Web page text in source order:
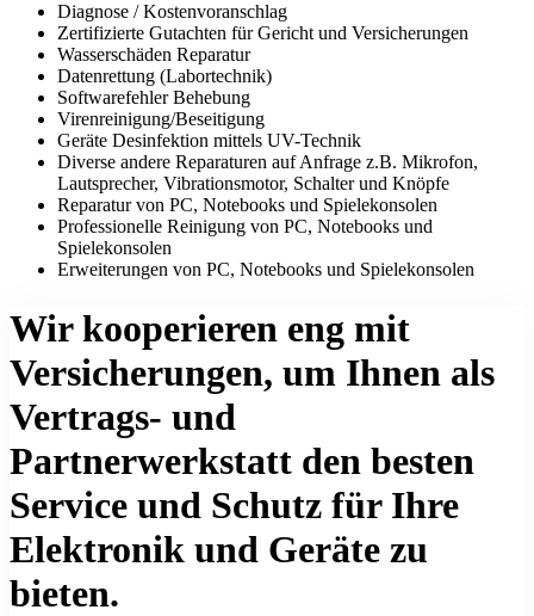
Diagnose / Kostenvoranschlag
Zertifizierte Gutachten für Gericht und Versicherungen
Wasserschäden Reparatur
Datenrettung (Labortechnik)
Softwarefehler Behebung
Virenreinigung/Beseitigung
Geräte Desinfektion mittels UV-Technik
Diverse andere Reparaturen auf Anfrage z.B. Mikrofon,
Lautsprecher, Vibrationsmotor, Schalter und Knöpfe
Reparatur von PC, Notebooks und Spielekonsolen
Professionelle Reinigung von PC, Notebooks und
Spielekonsolen
Erweiterungen von PC, Notebooks und Spielekonsolen
Wir kooperieren eng mit
Versicherungen, um Ihnen als
Vertrags- und
Partnerwerkstatt den besten
Service und Schutz für Ihre
Elektronik und Geräte zu
bieten.